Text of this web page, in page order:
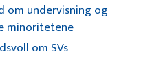
om undervisning og
minoritetene
om SVs